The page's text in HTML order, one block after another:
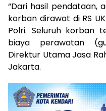
“Dari hasil pendataan,
korban dirawat di RS
Polri. Seluruh korban
biaya perawatan
Direktur Utama Jasa
Jakarta.